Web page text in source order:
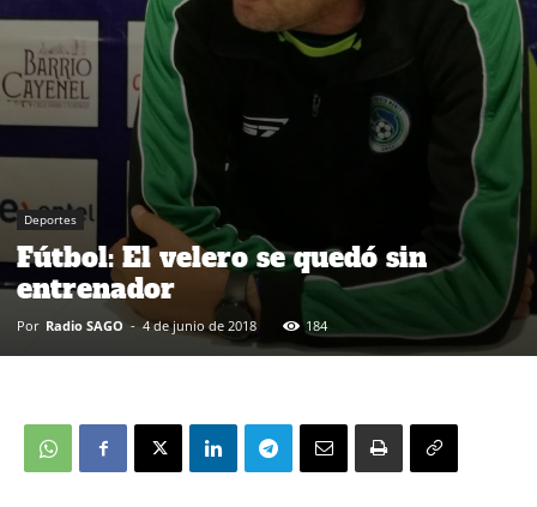
Deportes
Fútbol: El velero se quedó sin
entrenador
Por Radio SAGO - 4 de junio de 2018 184